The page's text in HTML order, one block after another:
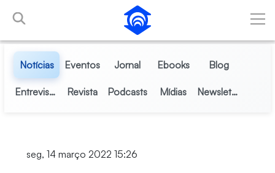
Pular para o Conteúdo principal
Notícias Eventos Jornal Ebooks Blog
Entrevistas Revista Podcasts Mídias Newsletter
seg, 14 março 2022 15:26